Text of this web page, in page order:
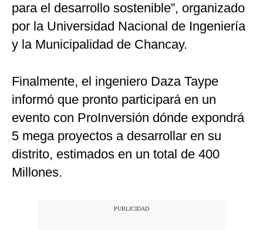
para el desarrollo sostenible”, organizado
por la Universidad Nacional de Ingeniería
y la Municipalidad de Chancay.
Finalmente, el ingeniero Daza Taype
informó que pronto participará en un
evento con ProInversión dónde expondrá
5 mega proyectos a desarrollar en su
distrito, estimados en un total de 400
Millones.